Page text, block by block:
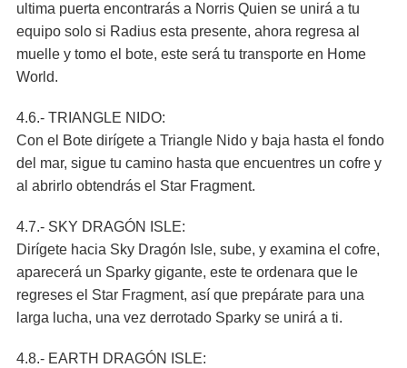
ultima puerta encontrarás a Norris Quien se unirá a tu
equipo solo si Radius esta presente, ahora regresa al
muelle y tomo el bote, este será tu transporte en Home
World.
4.6.- TRIANGLE NIDO:
Con el Bote dirígete a Triangle Nido y baja hasta el fondo
del mar, sigue tu camino hasta que encuentres un cofre y
al abrirlo obtendrás el Star Fragment.
4.7.- SKY DRAGÓN ISLE:
Dirígete hacia Sky Dragón Isle, sube, y examina el cofre,
aparecerá un Sparky gigante, este te ordenara que le
regreses el Star Fragment, así que prepárate para una
larga lucha, una vez derrotado Sparky se unirá a ti.
4.8.- EARTH DRAGÓN ISLE: